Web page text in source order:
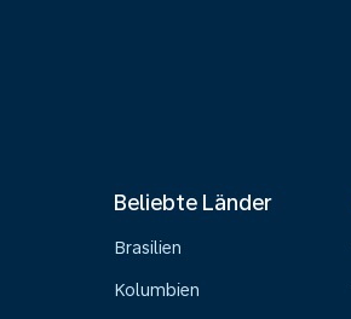
Beliebte Länder
Brasilien
Kolumbien